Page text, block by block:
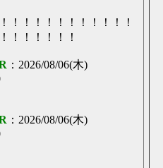
！！！！！！！！！！！
！！！！！！
：2026/08/06(木)
：2026/08/06(木)